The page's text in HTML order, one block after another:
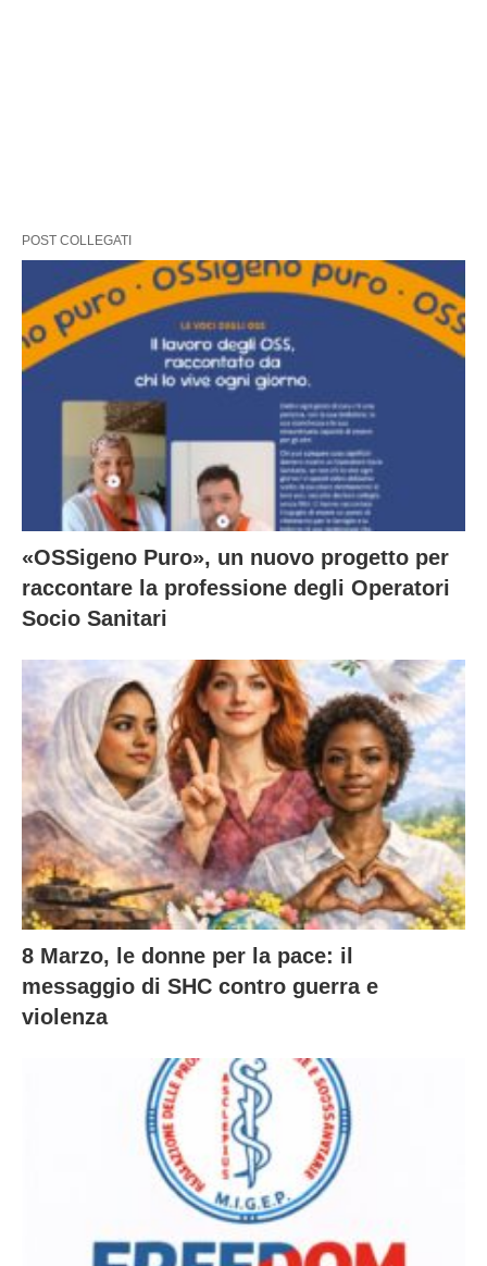
POST COLLEGATI
«OSSigeno Puro», un nuovo progetto per
raccontare la professione degli Operatori
Socio Sanitari
8 Marzo, le donne per la pace: il
messaggio di SHC contro guerra e
violenza